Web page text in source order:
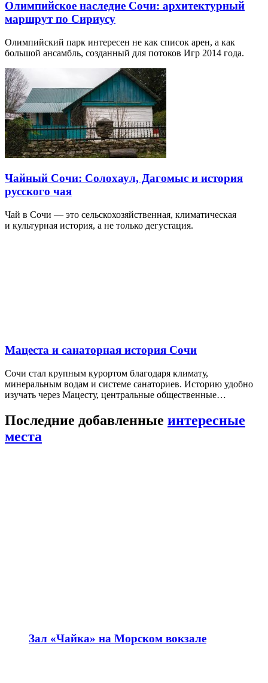
Олимпийское наследие Сочи: архитектурный
маршрут по Сириусу
Олимпийский парк интересен не как список арен, а как
большой ансамбль, созданный для потоков Игр 2014 года.
Чайный Сочи: Солохаул, Дагомыс и история
русского чая
Чай в Сочи — это сельскохозяйственная, климатическая
и культурная история, а не только дегустация.
Мацеста и санаторная история Сочи
Сочи стал крупным курортом благодаря климату,
минеральным водам и системе санаториев. Историю удобно
изучать через Мацесту, центральные общественные…
Последние добавленные интересные
места
Зал «Чайка» на Морском вокзале